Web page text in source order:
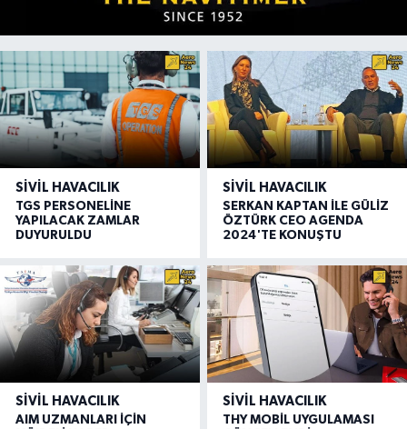
SIVIL HAVACILIK
TGS PERSONELİNE
YAPILACAK ZAMLAR
DUYURULDU
SIVIL HAVACILIK
SERKAN KAPTAN İLE GÜLİZ
ÖZTÜRK CEO AGENDA
2024'TE KONUŞTU
SIVIL HAVACILIK
AIM UZMANLARI İÇİN
SIVIL HAVACILIK
THY MOBİL UYGULAMASI